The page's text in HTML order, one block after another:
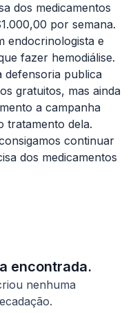
dos medicamentos
por semana.
endocrinologista e
fazer hemodiálise.
defensoria publica
gratuitos, mas ainda
a campanha
tratamento dela.
continuar
dos medicamentos
encontrada.
nenhuma